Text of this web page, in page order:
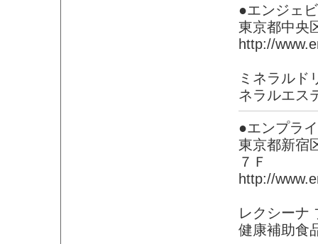
●エンジェ
東京都中央
http://
ミネラルド
ネラルエス
●エンプラ
東京都新宿
７Ｆ
http://
レクシーナ
健康補助食